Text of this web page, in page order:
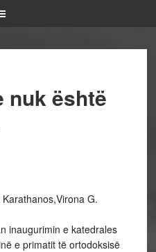
nuk është
G.
inaugurimin e katedrales
e primatit të ortodoksisë